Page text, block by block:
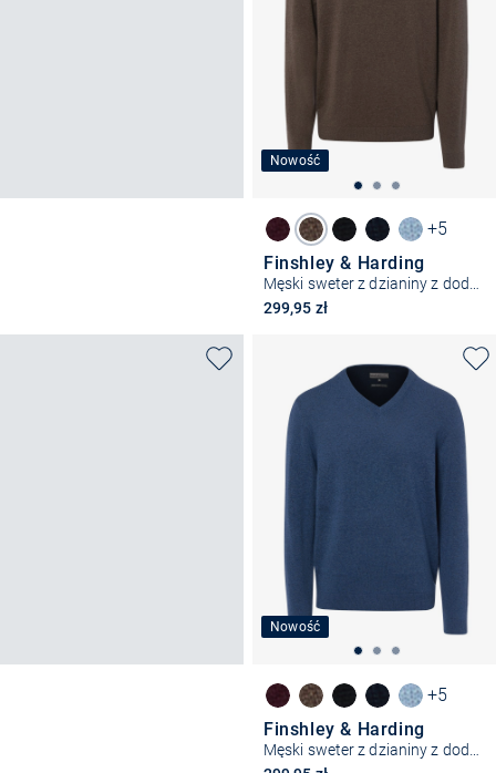
Nowość
+5
Finshley & Harding
299,95 zł
Nowość
+5
Finshley & Harding